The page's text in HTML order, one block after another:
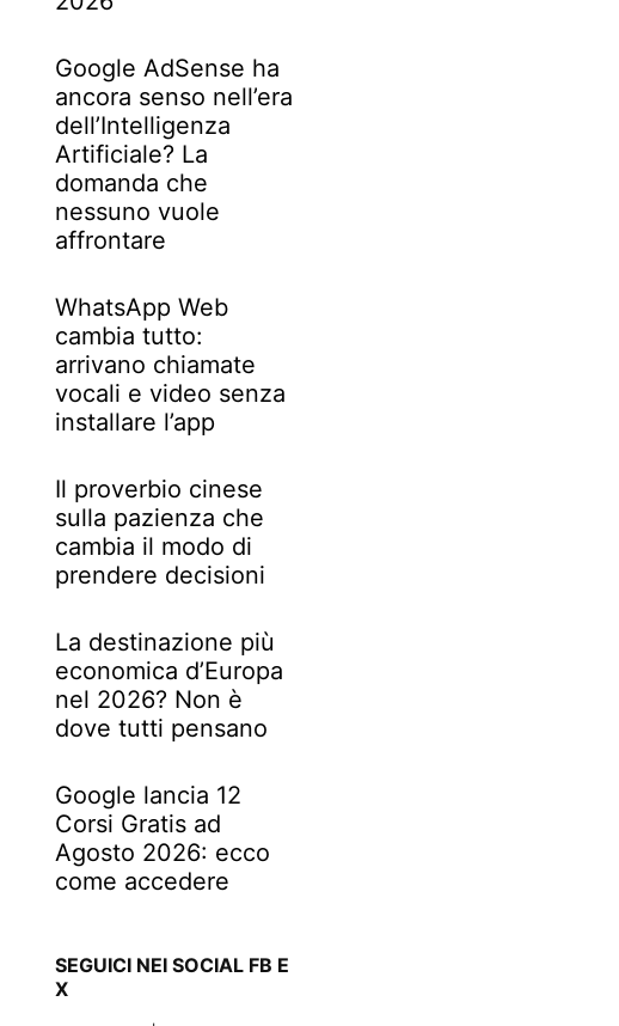
Google AdSense ha
ancora senso nell’era
dell’Intelligenza
Artificiale? La
domanda che
nessuno vuole
affrontare
WhatsApp Web
cambia tutto:
arrivano chiamate
vocali e video senza
installare l’app
Il proverbio cinese
sulla pazienza che
cambia il modo di
prendere decisioni
La destinazione più
economica d’Europa
nel 2026? Non è
dove tutti pensano
Google lancia 12
Corsi Gratis ad
Agosto 2026: ecco
come accedere
SEGUICI NEI SOCIAL FB E
X